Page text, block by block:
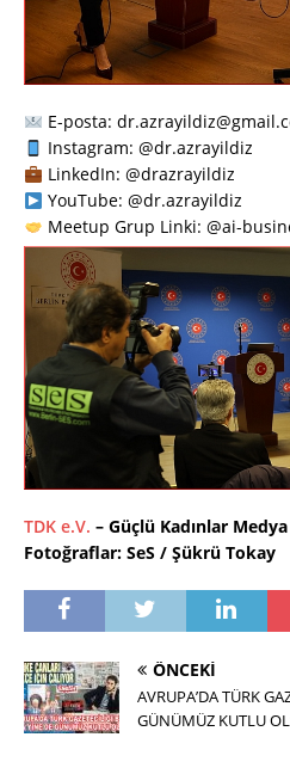
E-posta:
Instagram: @dr.azrayildiz
LinkedIn: @drazrayildiz
YouTube: @dr.azrayildiz
Meetup Grup Linki: @ai-
TDK e.V. – Güçlü Kadınlar
Fotoğraflar: SeS / Şükrü Tokay
ÖNCEKI
AVRUPA’DA TÜRK
GÜNÜMÜZ KUTLU